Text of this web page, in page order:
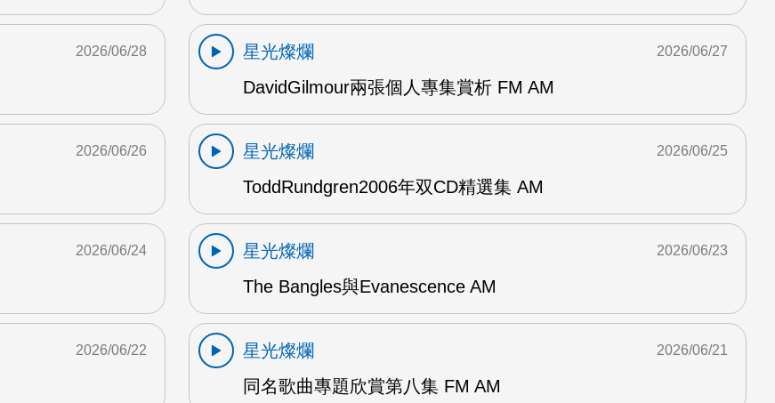
2026/06/28
星光燦爛
DavidGilmour兩張個人專集賞析 FM AM
2026/06/27
2026/06/26
星光燦爛
ToddRundgren2006年双CD精選集 AM
2026/06/25
2026/06/24
星光燦爛
The Bangles與Evanescence AM
2026/06/23
2026/06/22
星光燦爛
同名歌曲專題欣賞第八集 FM AM
2026/06/21